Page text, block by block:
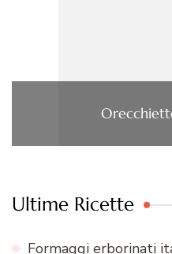
Ultime Ricette
Formaggi erborinati